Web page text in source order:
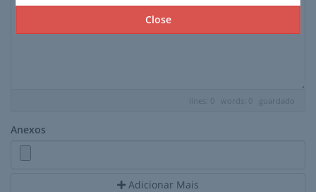
Close
lines: 0 words: 0 guardado
Anexos
Adicionar Mais